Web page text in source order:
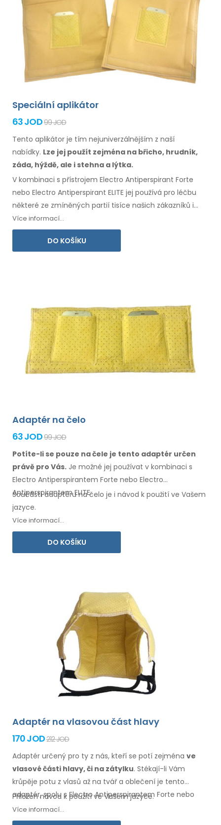
Speciální aplikátor
63 JOD99 JOD
Tento aplikátor je tím nejuniverzálnějším z naší
nabídky. Lze jej použít zejména na břicho, hrudník,
záda, hýždě, ale i stehna a lýtka.
V kombinaci s přístrojem Electro Antiperspirant Forte
nebo Electro Antiperspirant ELITE jej používá pro léčbu
některé ze zmíněných partií tisíce našich zákazníků i
zákaznic.Přiložen návod
Více informací...
DO KOŠÍKU
Adaptér na čelo
63 JOD99 JOD
Potíte-li se pouze na čele je tento adaptér určen
právě pro Vás. Je možné jej používat v kombinaci s
Electro Antiperspirantem Forte nebo Electro
Antiperspirantem ELITE.
Součástí adaptéruna čelo je i návod k použití ve Vašem
jazyce.
Více informací...
DO KOŠÍKU
Adaptér na vlasovou část hlavy
170 JOD212 JOD
Adaptér určený pro ty z nás, kteří se potí zejména ve
vlasovéčásti hlavy, či na zátylku. Stékají-li Vám
krůpěje potu z vlasů až na tvář a oblečení je tento
adaptér, spolu s Electro Antiperspirantem Forte nebo
Electro Antiperspirantem ELITE, určený právě pro Vás.
Přiložen návod k použití ve Vašem jazyce.
Více informací...